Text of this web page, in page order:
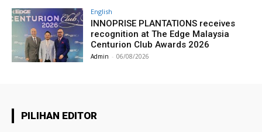
English
INNOPRISE PLANTATIONS receives
recognition at The Edge Malaysia
Centurion Club Awards 2026
Admin - 06/08/2026
PILIHAN EDITOR